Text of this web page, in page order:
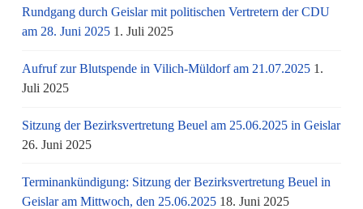
Rundgang durch Geislar mit politischen Vertretern der CDU
am 28. Juni 2025 1. Juli 2025
Aufruf zur Blutspende in Vilich-Müldorf am 21.07.2025 1.
Juli 2025
Sitzung der Bezirksvertretung Beuel am 25.06.2025 in Geislar
26. Juni 2025
Terminankündigung: Sitzung der Bezirksvertretung Beuel in
Geislar am Mittwoch, den 25.06.2025 18. Juni 2025